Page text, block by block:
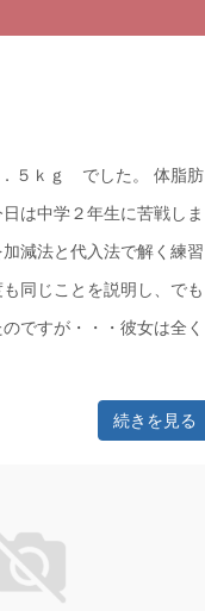
５ｋｇ でした。 体脂肪
は中学２年生に苦戦しま
減法と代入法で解く練習
同じことを説明し、でも
ですが・・・彼女は全く
続きを見る